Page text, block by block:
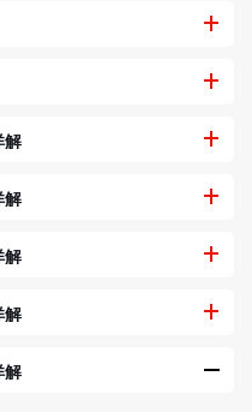
解
解
解
解
解